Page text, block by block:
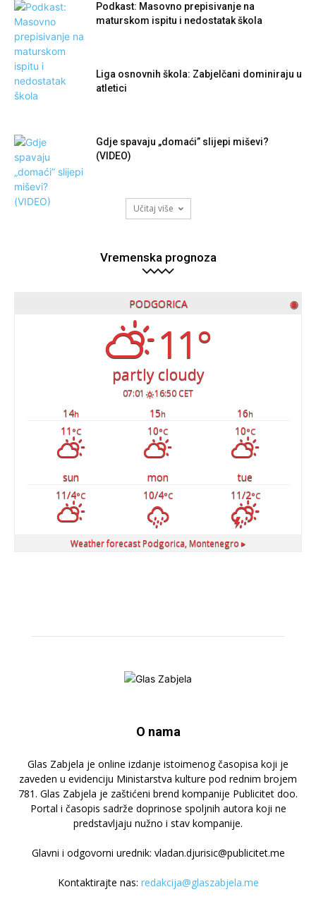
Podkast: Masovno prepisivanje na
maturskom ispitu i nedostatak škola
Liga osnovnih škola: Zabjelčani dominiraju u
atletici
Gdje spavaju „domaći” slijepi miševi?
(VIDEO)
Učitaj više
Vremenska prognoza
PODGORICA ◉
11°
partly cloudy
07:01 16:50 CET
14h 15h 16h
11 °C 10°C 10°C
sun mon
tue
11/4°C 10/4°C 11/2°C
Weather forecast Podgorica, Montenegro ▸
O nama
Glas Zabjela je online izdanje istoimenog časopisa koji je
zaveden u evidenciju Ministarstva kulture pod rednim brojem
781. Glas Zabjela je zaštićeni brend kompanije Publicitet doo.
Portal i časopis sadrže doprinose spoljnih autora koji ne
predstavljaju nužno i stav kompanije.
Glavni i odgovorni urednik: vladan.djurisic@publicitet.me
Kontaktirajte nas: redakcija@glaszabjela.me